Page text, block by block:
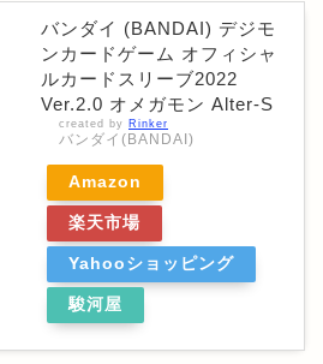
バンダイ (BANDAI) デジモ
ンカードゲーム オフィシャ
ルカードスリーブ2022
Ver.2.0 オメガモン Alter-S
created by Rinker
バンダイ(BANDAI)
Amazon
楽天市場
Yahooショッピング
駿河屋